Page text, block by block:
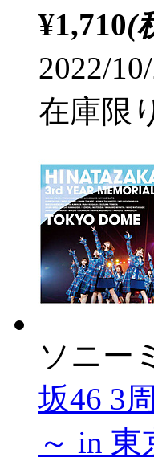
¥1,710(
2022/
在庫限
ソニー
坂46 3
～ in